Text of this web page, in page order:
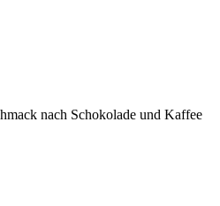
nach Schokolade und Kaffee